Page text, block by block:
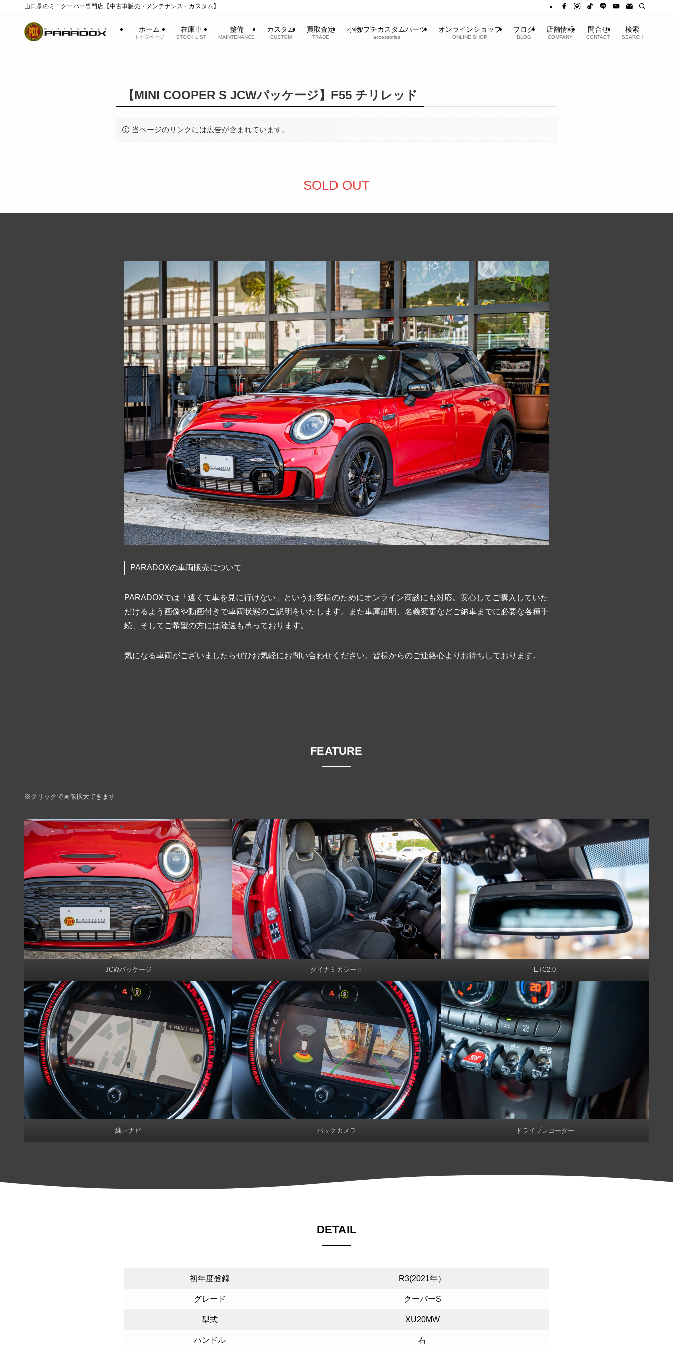
山口県のミニクーパー専門店【中古車販売・メンテナンス・カスタム】
ホーム
トップページ
在庫車
STOCK LIST
整備
MAINTENANCE
カスタム
CUSTOM
買取査定
TRADE
小物/プチカスタムパーツ
accessories
オンラインショップ
ONLINE SHOP
ブログ
BLOG
店舗情報
COMPANY
問合せ
CONTACT
検索
SEARCH
【MINI COOPER S JCWパッケージ】F55 チリレッド
当ページのリンクには広告が含まれています。
SOLD OUT
PARADOXの車両販売について
PARADOXでは「遠くて車を見に行けない」というお客様のためにオンライン商談にも対応。安心してご購入していた
だけるよう画像や動画付きで車両状態のご説明をいたします。また車庫証明、名義変更などご納車までに必要な各種手
続、そしてご希望の方には陸送も承っております。
気になる車両がございましたらぜひお気軽にお問い合わせください。皆様からのご連絡心よりお待ちしております。
FEATURE
※クリックで画像拡大できます
JCWパッケージ ダイナミカシート ETC2.0
純正ナビ バックカメラ ドライブレコーダー
DETAIL
初年度登録 R3(2021年）
グレード クーパーS
型式 XU20MW
ハンドル 右